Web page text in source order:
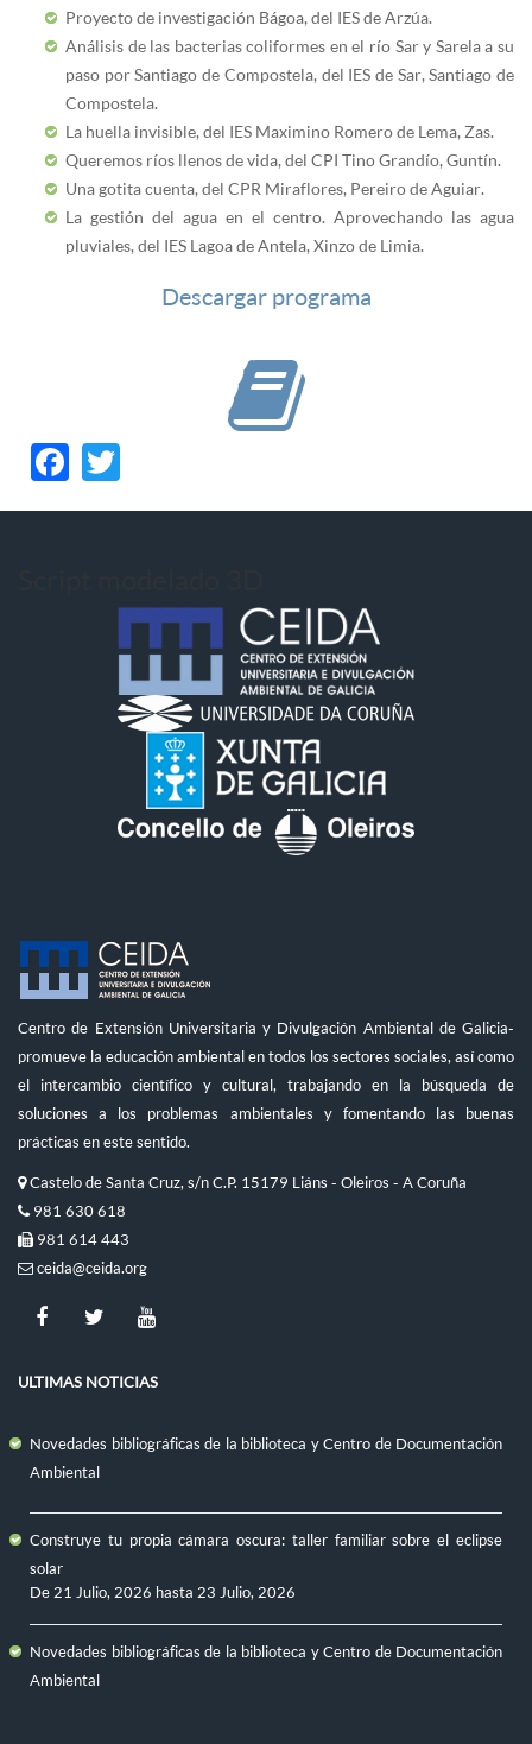
Proyecto de investigación Bágoa, del IES de Arzúa.
Análisis de las bacterias coliformes en el río Sar y Sarela a su
paso por Santiago de Compostela, del IES de Sar, Santiago de
Compostela.
La huella invisible, del IES Maximino Romero de Lema, Zas.
Queremos ríos llenos de vida, del CPI Tino Grandío, Guntín.
Una gotita cuenta, del CPR Miraflores, Pereiro de Aguiar.
La gestión del agua en el centro. Aprovechando las agua
pluviales, del IES Lagoa de Antela, Xinzo de Limia.
Descargar programa
Facebook
Centro de Extensión Universitaria y Divulgación Ambiental de Galicia-
promueve la educación ambiental en todos los sectores sociales, así como
el intercambio científico y cultural, trabajando en la búsqueda de
soluciones a los problemas ambientales y fomentando las buenas
prácticas en este sentido.
Castelo de Santa Cruz, s/n C.P. 15179 Liáns - Oleiros - A Coruña
981 630 618
981 614 443
ceida@ceida.org
ULTIMAS NOTICIAS
Novedades bibliográficas de la biblioteca y Centro de Documentación
Ambiental
Construye tu propia cámara oscura: taller familiar sobre el eclipse
solar
De 21 Julio, 2026 hasta 23 Julio, 2026
Novedades bibliográficas de la biblioteca y Centro de Documentación
Ambiental